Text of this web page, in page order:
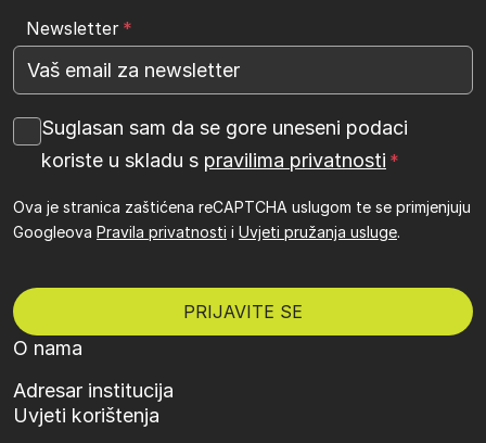
O nama
Adresar institucija
Uvjeti korištenja
Newsletter
Suglasan sam da se gore uneseni podaci
koriste u skladu s pravilima privatnosti
Ova je stranica zaštićena reCAPTCHA uslugom te se primjenjuju
Googleova Pravila privatnosti i Uvjeti pružanja usluge.